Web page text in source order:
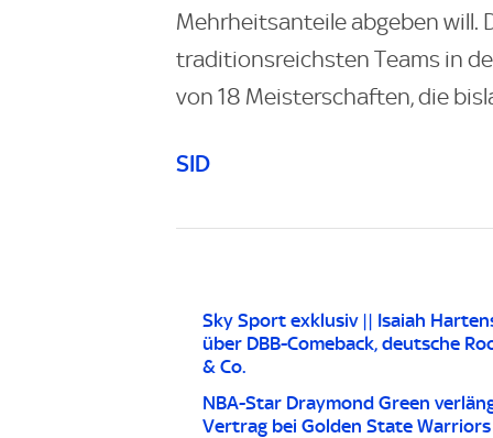
Mehrheitsanteile abgeben will.
traditionsreichsten Teams in
von 18 Meisterschaften, die
SID
Sky Sport exklusiv || Isaiah
über DBB-Comeback, deutsche
& Co.
NBA-Star Draymond Green
Vertrag bei Golden State Warriors